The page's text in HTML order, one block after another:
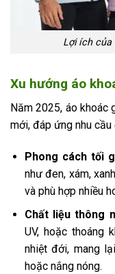
Lợi ích của
Xu hướng áo
Năm 2025, áo khoác
mới, đáp ứng nhu
Phong cách tối
như đen, xám,
và phù hợp nhiều
Chất liệu thông
UV, hoặc thoáng
nhiệt đới, mang
hoặc nắng nóng.